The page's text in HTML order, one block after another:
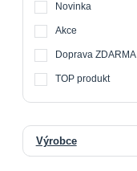
Novinka
Akce
Doprava ZDARMA
TOP produkt
Výrobce